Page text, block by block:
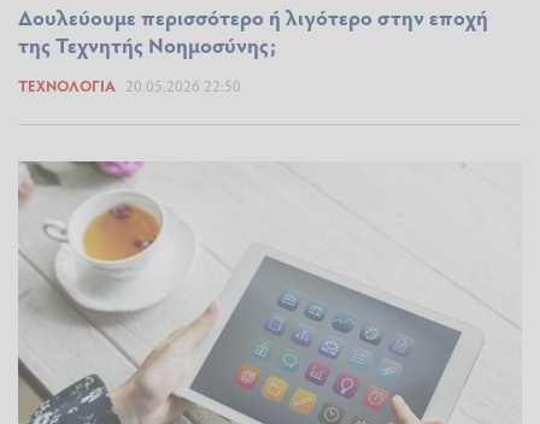
Δουλεύουμε περισσότερο ή λιγότερο στην εποχή
της Τεχνητής Νοημοσύνης;
ΤΕΧΝΟΛΟΓΊΑ 20.05.2026 22:50